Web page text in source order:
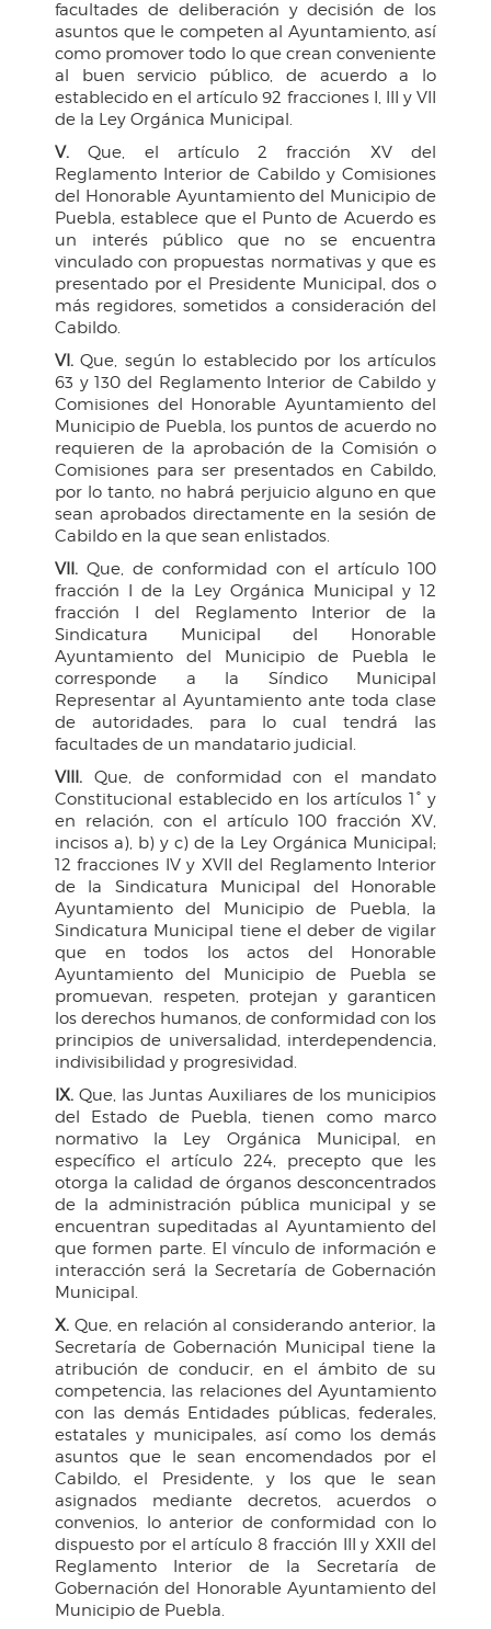
facultades de deliberación y decisión de los
asuntos que le competen al Ayuntamiento, así
como promover todo lo que crean conveniente
al buen servicio público, de acuerdo a lo
establecido en el artículo 92 fracciones I, III y VII
de la Ley Orgánica Municipal.
V. Que, el artículo 2 fracción XV del
Reglamento Interior de Cabildo y Comisiones
del Honorable Ayuntamiento del Municipio de
Puebla, establece que el Punto de Acuerdo es
un interés público que no se encuentra
vinculado con propuestas normativas y que es
presentado por el Presidente Municipal, dos o
más regidores, sometidos a consideración del
Cabildo.
VI. Que, según lo establecido por los artículos
63 y 130 del Reglamento Interior de Cabildo y
Comisiones del Honorable Ayuntamiento del
Municipio de Puebla, los puntos de acuerdo no
requieren de la aprobación de la Comisión o
Comisiones para ser presentados en Cabildo,
por lo tanto, no habrá perjuicio alguno en que
sean aprobados directamente en la sesión de
Cabildo en la que sean enlistados.
VII. Que, de conformidad con el artículo 100
fracción I de la Ley Orgánica Municipal y 12
fracción I del Reglamento Interior de la
Sindicatura Municipal del Honorable
Ayuntamiento del Municipio de Puebla le
corresponde a la Síndico Municipal
Representar al Ayuntamiento ante toda clase
de autoridades, para lo cual tendrá las
facultades de un mandatario judicial.
VIII. Que, de conformidad con el mandato
Constitucional establecido en los artículos 1° y
en relación, con el artículo 100 fracción XV,
incisos a), b) y c) de la Ley Orgánica Municipal;
12 fracciones IV y XVII del Reglamento Interior
de la Sindicatura Municipal del Honorable
Ayuntamiento del Municipio de Puebla, la
Sindicatura Municipal tiene el deber de vigilar
que en todos los actos del Honorable
Ayuntamiento del Municipio de Puebla se
promuevan, respeten, protejan y garanticen
los derechos humanos, de conformidad con los
principios de universalidad, interdependencia,
indivisibilidad y progresividad.
IX. Que, las Juntas Auxiliares de los municipios
del Estado de Puebla, tienen como marco
normativo la Ley Orgánica Municipal, en
específico el artículo 224, precepto que les
otorga la calidad de órganos desconcentrados
de la administración pública municipal y se
encuentran supeditadas al Ayuntamiento del
que formen parte. El vínculo de información e
interacción será la Secretaría de Gobernación
Municipal.
X. Que, en relación al considerando anterior, la
Secretaría de Gobernación Municipal tiene la
atribución de conducir, en el ámbito de su
competencia, las relaciones del Ayuntamiento
con las demás Entidades públicas, federales,
estatales y municipales, así como los demás
asuntos que le sean encomendados por el
Cabildo, el Presidente, y los que le sean
asignados mediante decretos, acuerdos o
convenios, lo anterior de conformidad con lo
dispuesto por el artículo 8 fracción III y XXII del
Reglamento Interior de la Secretaría de
Gobernación del Honorable Ayuntamiento del
Municipio de Puebla.